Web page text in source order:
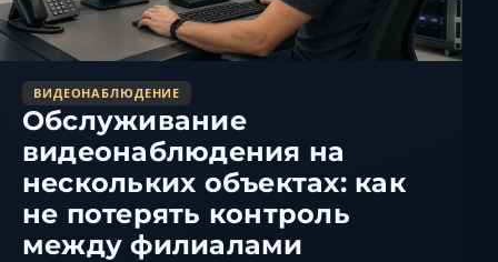
ВИДЕОНАБЛЮДЕНИЕ
Обслуживание
видеонаблюдения на
нескольких объектах: как
не потерять контроль
между филиалами